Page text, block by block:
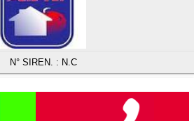
N° SIREN. : N.C